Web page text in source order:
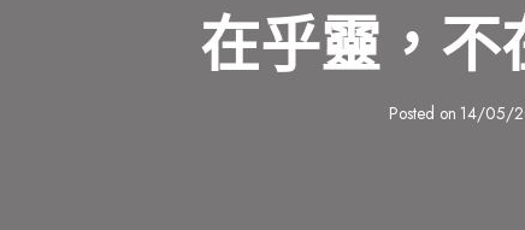
在乎靈，不
Posted on 14/05/